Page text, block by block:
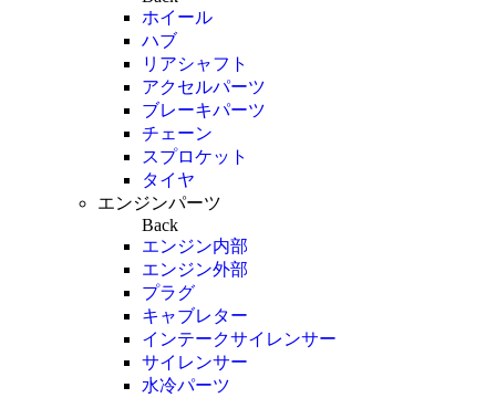
ホイール
ハブ
リアシャフト
アクセルパーツ
ブレーキパーツ
チェーン
スプロケット
タイヤ
エンジンパーツ
Back
エンジン内部
エンジン外部
プラグ
キャブレター
インテークサイレンサー
サイレンサー
水冷パーツ